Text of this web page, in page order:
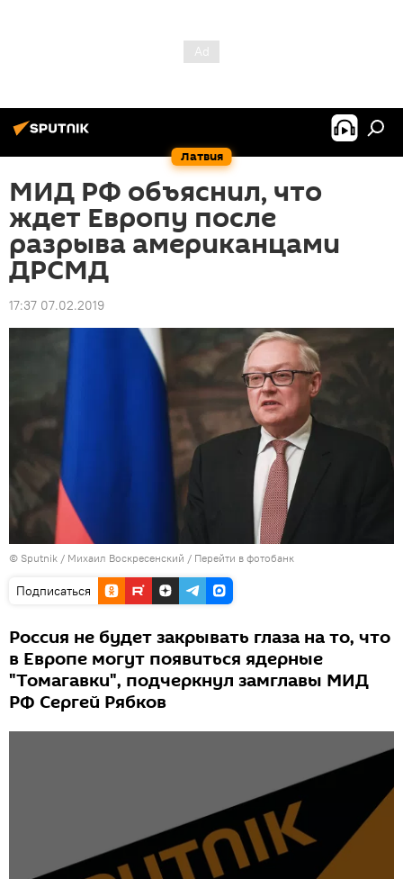
Латвия
МИД РФ объяснил, что
ждет Европу после
разрыва американцами
ДРСМД
17:37 07.02.2019
© Sputnik / Михаил Воскресенский / Перейти в фотобанк
Подписаться
Россия не будет закрывать глаза на то, что
в Европе могут появиться ядерные
"Томагавки", подчеркнул замглавы МИД
РФ Сергей Рябков